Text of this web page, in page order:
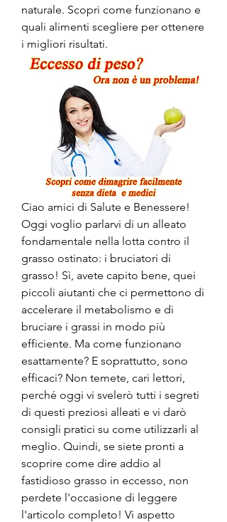
naturale. Scopri come funzionano e
quali alimenti scegliere per ottenere
i migliori risultati.
Ciao amici di Salute e Benessere!
Oggi voglio parlarvi di un alleato
fondamentale nella lotta contro il
grasso ostinato: i bruciatori di
grasso! Sì, avete capito bene, quei
piccoli aiutanti che ci permettono di
accelerare il metabolismo e di
bruciare i grassi in modo più
efficiente. Ma come funzionano
esattamente? E soprattutto, sono
efficaci? Non temete, cari lettori,
perché oggi vi svelerò tutti i segreti
di questi preziosi alleati e vi darò
consigli pratici su come utilizzarli al
meglio. Quindi, se siete pronti a
scoprire come dire addio al
fastidioso grasso in eccesso, non
perdete l'occasione di leggere
l'articolo completo! Vi aspetto